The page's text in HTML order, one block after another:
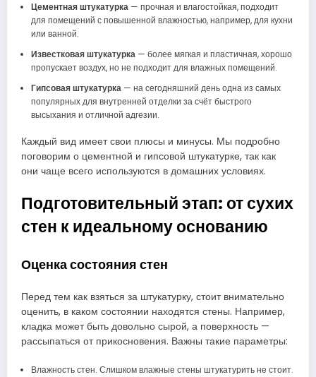
Цементная штукатурка— прочная и влагостойкая, подходит
для помещений с повышенной влажностью, например, для кухни
или ванной.
Известковая штукатурка— более мягкая и пластичная, хорошо
пропускает воздух, но не подходит для влажных помещений.
Гипсовая штукатурка— на сегодняшний день одна из самых
популярных для внутренней отделки за счёт быстрого
высыхания и отличной адгезии.
Каждый вид имеет свои плюсы и минусы. Мы подробно
поговорим о цементной и гипсовой штукатурке, так как
они чаще всего используются в домашних условиях.
Подготовительный этап: от сухих
стен к идеальному основанию
Оценка состояния стен
Перед тем как взяться за штукатурку, стоит внимательно
оценить, в каком состоянии находятся стены. Например,
кладка может быть довольно сырой, а поверхность —
рассыпаться от прикосновения. Важны такие параметры:
Влажность стен. Слишком влажные стены штукатурить не стоит.